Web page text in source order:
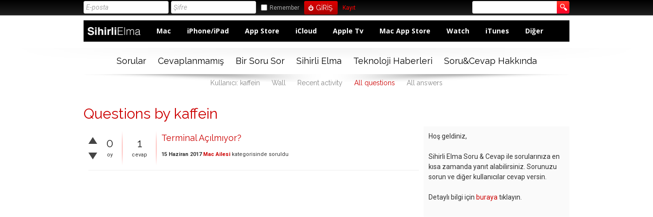
Remember Kayıt
Mac iPhone/iPad App Store iCloud Apple Tv Mac App Store Watch iTunes Diğer
Sorular Cevaplanmamış Bir Soru Sor Sihirli Elma Teknoloji Haberleri Soru&Cevap Hakkında
Kullanıcı: kaffein Wall Recent activity All questions All answers
Questions by kaffein
0
oy
1
cevap
Terminal Açılmıyor?
15 Haziran 2017 Mac Ailesi kategorisinde soruldu
Hoş geldiniz,
Sihirli Elma Soru & Cevap ile sorularınıza en
kısa zamanda yanıt alabilirsiniz. Sorunuzu
sorun ve diğer kullanıcılar cevap versin.
Detaylı bilgi için buraya tıklayın.